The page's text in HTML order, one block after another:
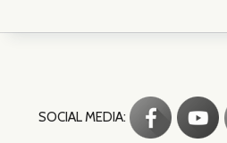
SOCIAL MEDIA: